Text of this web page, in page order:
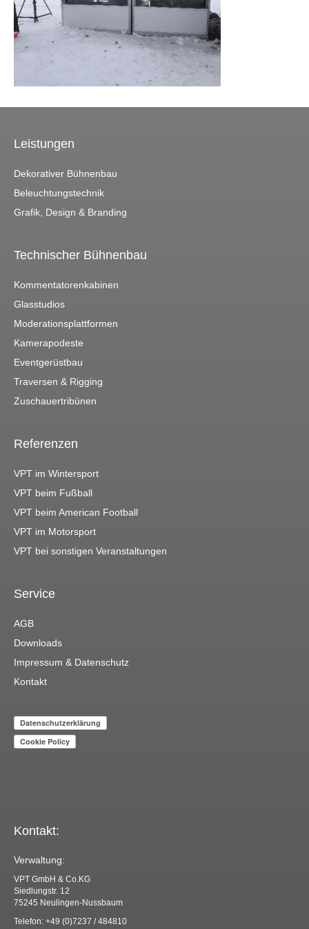
Leistungen
Dekorativer Bühnenbau
Beleuchtungstechnik
Grafik, Design & Branding
Technischer Bühnenbau
Kommentatorenkabinen
Glasstudios
Moderationsplattformen
Kamerapodeste
Eventgerüstbau
Traversen & Rigging
Zuschauertribünen
Referenzen
VPT im Wintersport
VPT beim Fußball
VPT beim American Football
VPT im Motorsport
VPT bei sonstigen Veranstaltungen
Service
AGB
Downloads
Impressum & Datenschutz
Kontakt
Kontakt:
Verwaltung:
VPT GmbH & Co.KG
Siedlungstr. 12
75245 Neulingen-Nussbaum
Telefon: +49 (0)7237 / 484810